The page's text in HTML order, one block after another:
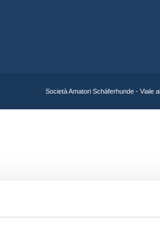
Società Amatori Schäferhunde - Viale